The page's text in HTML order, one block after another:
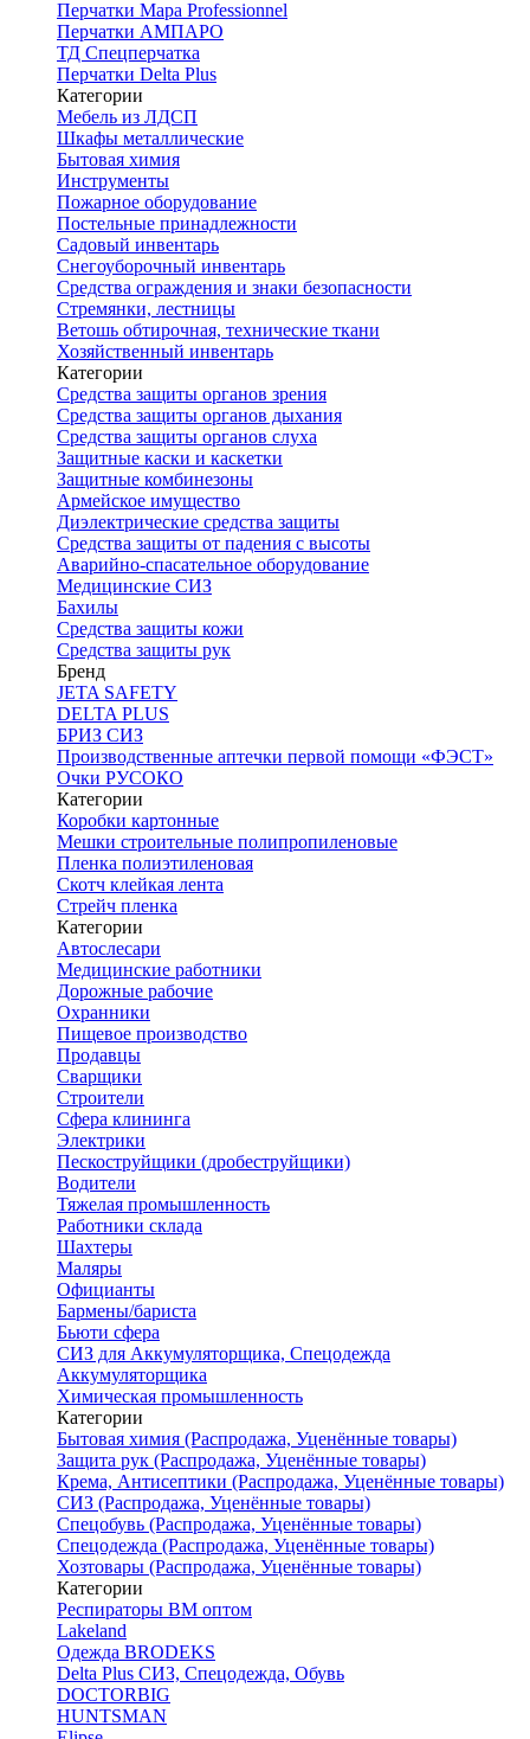
Перчатки Мара Professionnel
Перчатки АМПАРО
ТД Спецперчатка
Перчатки Delta Plus
Категории
Мебель из ЛДСП
Шкафы металлические
Бытовая химия
Инструменты
Пожарное оборудование
Постельные принадлежности
Садовый инвентарь
Снегоуборочный инвентарь
Средства ограждения и знаки безопасности
Стремянки, лестницы
Ветошь обтирочная, технические ткани
Хозяйственный инвентарь
Категории
Средства защиты органов зрения
Средства защиты органов дыхания
Средства защиты органов слуха
Защитные каски и каскетки
Защитные комбинезоны
Армейское имущество
Диэлектрические средства защиты
Средства защиты от падения с высоты
Аварийно-спасательное оборудование
Медицинские СИЗ
Бахилы
Средства защиты кожи
Средства защиты рук
Бренд
JETA SAFETY
DELTA PLUS
БРИЗ СИЗ
Производственные аптечки первой помощи «ФЭСТ»
Очки РУСОКО
Категории
Коробки картонные
Мешки строительные полипропиленовые
Пленка полиэтиленовая
Скотч клейкая лента
Стрейч пленка
Категории
Автослесари
Медицинские работники
Дорожные рабочие
Охранники
Пищевое производство
Продавцы
Сварщики
Строители
Сфера клининга
Электрики
Пескоструйщики (дробеструйщики)
Водители
Тяжелая промышленность
Работники склада
Шахтеры
Маляры
Официанты
Бармены/бариста
Бьюти сфера
СИЗ для Аккумуляторщика, Спецодежда
Аккумуляторщика
Химическая промышленность
Категории
Бытовая химия (Распродажа, Уценённые товары)
Защита рук (Распродажа, Уценённые товары)
Крема, Антисептики (Распродажа, Уценённые товары)
СИЗ (Распродажа, Уценённые товары)
Спецобувь (Распродажа, Уценённые товары)
Спецодежда (Распродажа, Уценённые товары)
Хозтовары (Распродажа, Уценённые товары)
Категории
Респираторы ВМ оптом
Lakeland
Одежда BRODEKS
Delta Plus СИЗ, Спецодежда, Обувь
DOCTORBIG
HUNTSMAN